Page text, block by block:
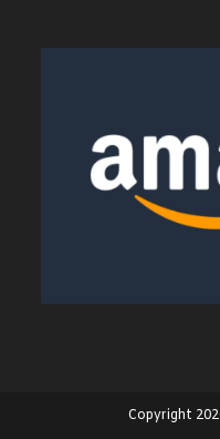
Copyright